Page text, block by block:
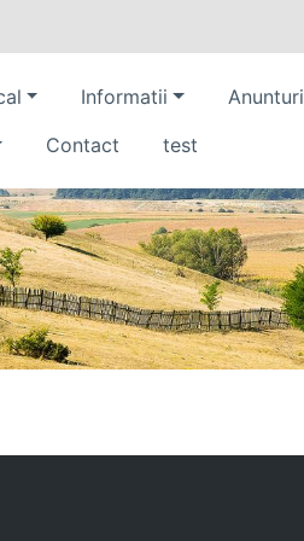
Informatii Anunturi
Contact test